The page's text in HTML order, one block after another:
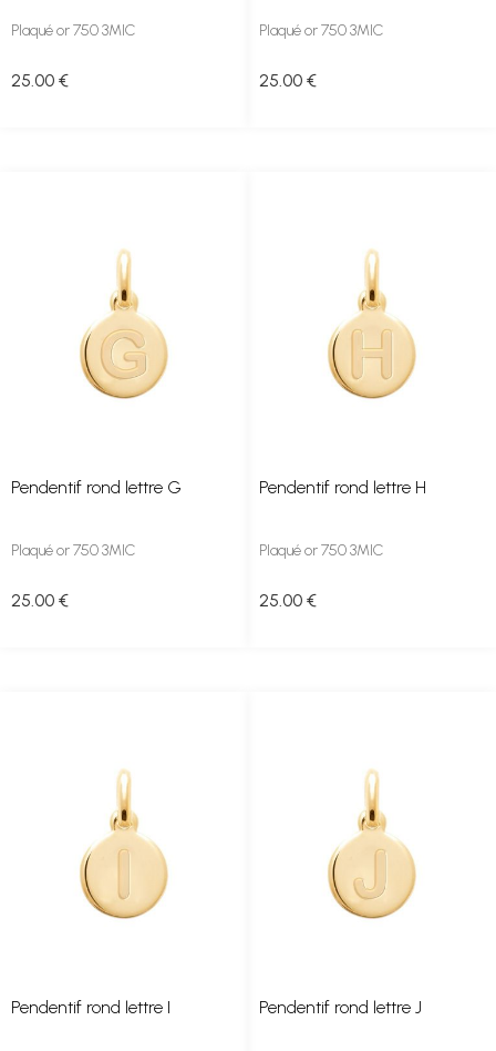
Plaqué or 750 3MIC
25 .00 €
Plaqué or 750 3MIC
25 .00 €
Pendentif rond lettre G
Plaqué or 750 3MIC
25 .00 €
Pendentif rond lettre H
Plaqué or 750 3MIC
25 .00 €
Pendentif rond lettre I Pendentif rond lettre J